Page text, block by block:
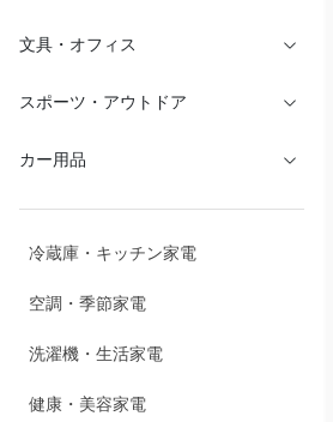
文具・オフィス
スポーツ・アウトドア
カー用品
冷蔵庫・キッチン家電
空調・季節家電
洗濯機・生活家電
健康・美容家電